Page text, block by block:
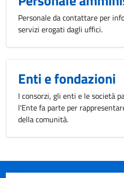
Personale da contattare per
servizi erogati dagli uffici.
Enti e fondazioni
I consorzi, gli enti e le società
l'Ente fa parte per
della comunità.